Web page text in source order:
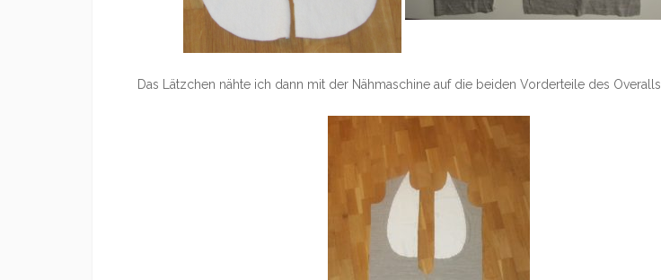
Das Lätzchen nähte ich dann mit der Nähmaschine auf die beiden Vorderteile des Overalls.